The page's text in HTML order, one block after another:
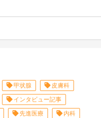
甲状腺
皮膚科
インタビュー記事
先進医療
内科